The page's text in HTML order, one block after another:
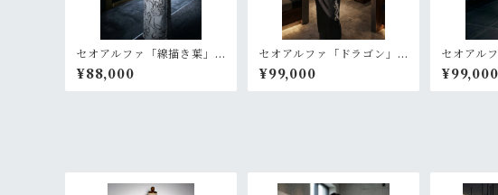
セオアルファ「線描き葉」
ライトグレー【メンズ 単
衣 浴衣 プレタ 仕立て
上がり】
¥88,000
セオアルファ「ドラゴン」
黒【メンズ Lサイズ 単
衣 浴衣 プレタ 仕立て
上がり】
¥99,000
セオアル
グレー【
衣 プレ
り】
¥99,000